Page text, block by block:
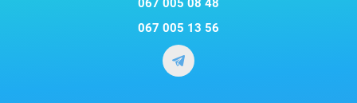
067 005 08 48
067 005 13 56